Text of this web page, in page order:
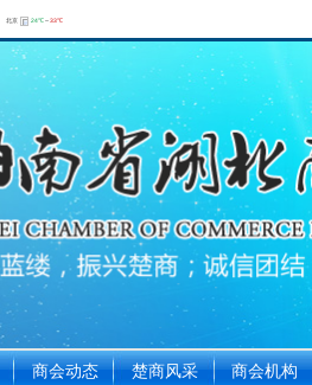
商会动态 楚商风采 商会机构